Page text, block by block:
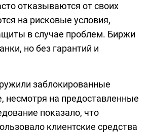
отказываются от своих
на рисковые условия,
в случае проблем. Биржи
но без гарантий и
заблокированные
несмотря на предоставленные
показало, что
клиентские средства